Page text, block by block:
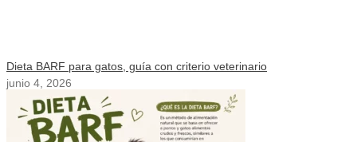
Dieta BARF para gatos, guía con criterio veterinario
junio 4, 2026